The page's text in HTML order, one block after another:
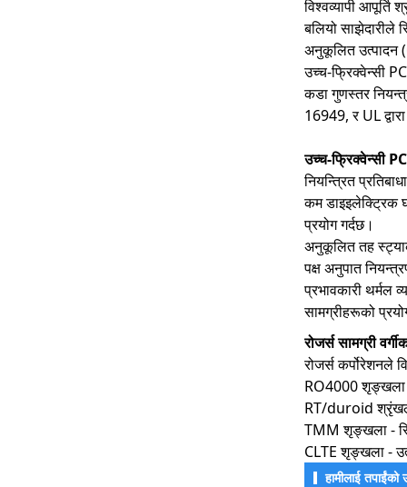
विश्वव्यापी
बलियो साझेदारीले
अनुकूलित उत्पादन
उच्च-फ्रिक्वेन्सी
कडा गुणस्तर
16949, र UL
उच्च-फ्रिक्वेन्सी
नियन्त्रित
कम डाइइलेक्ट्रिक
प्रयोग गर्दछ।
अनुकूलित तह
पक्ष अनुपात
प्रभावकारी थर्मल
सामग्रीहरूको
रोजर्स सामग्री
रोजर्स कर्पोरेशनले
RO4000 शृङ्खला
RT/duroid
TMM शृङ्खला -
CLTE शृङ्खला -
हामीलाई